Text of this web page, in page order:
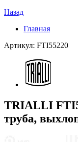
Назад
Главная
Артикул: FTI55220
TRIALLI
труба,